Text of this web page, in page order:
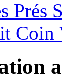
Prés
Coin